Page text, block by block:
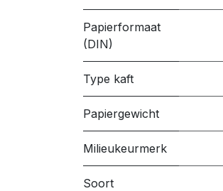
Papierformaat
(DIN)
Type kaft
Papiergewicht
Milieukeurmerk
Soort